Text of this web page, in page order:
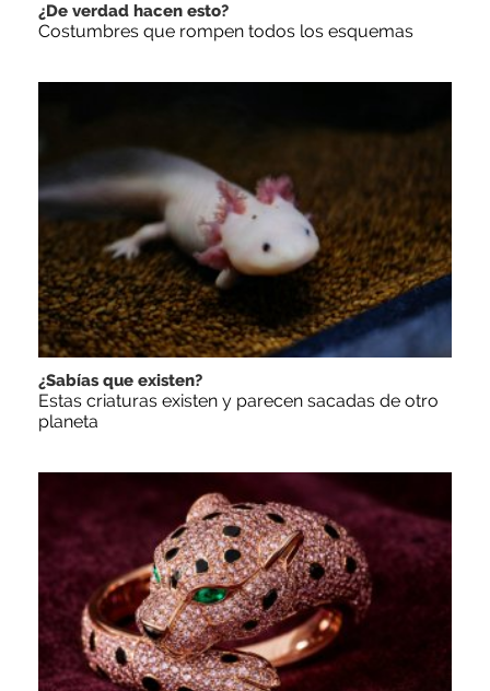
¿De verdad hacen esto?
Costumbres que rompen todos los esquemas
¿Sabías que existen?
Estas criaturas existen y parecen sacadas de otro
planeta